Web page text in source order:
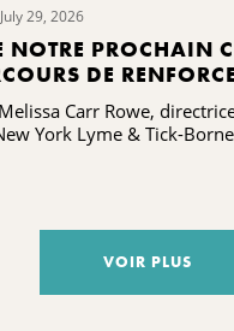
July 29, 2026
NOTRE PROCHAIN
DE
DE L'ALLIANCE
DE LYME ET LES
PAR LES
Carr Rowe,
York Lyme & Tick-
VOIR PLUS